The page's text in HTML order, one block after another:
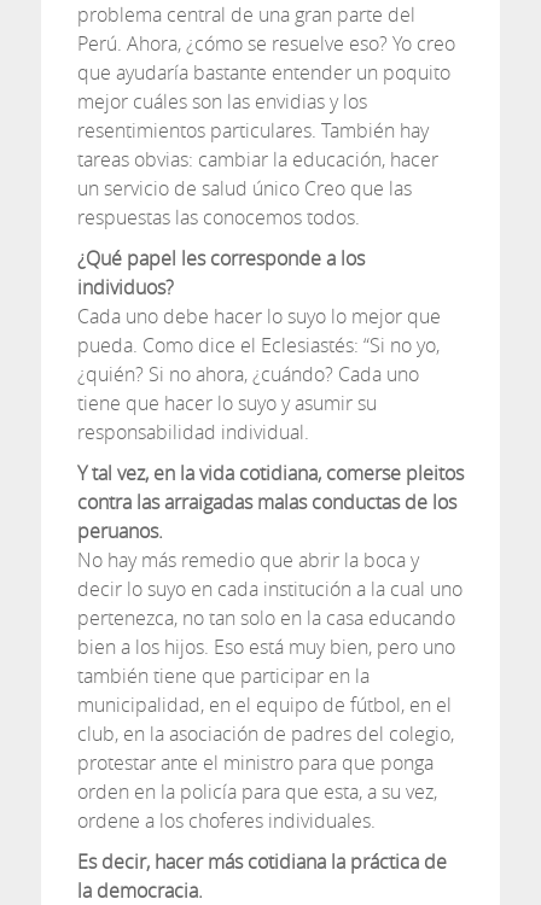
problema central de una gran parte del
Perú. Ahora, ¿cómo se resuelve eso? Yo creo
que ayudaría bastante entender un poquito
mejor cuáles son las envidias y los
resentimientos particulares. También hay
tareas obvias: cambiar la educación, hacer
un servicio de salud único Creo que las
respuestas las conocemos todos.
¿Qué papel les corresponde a los
individuos?
Cada uno debe hacer lo suyo lo mejor que
pueda. Como dice el Eclesiastés: “Si no yo,
¿quién? Si no ahora, ¿cuándo? Cada uno
tiene que hacer lo suyo y asumir su
responsabilidad individual.
Y tal vez, en la vida cotidiana, comerse pleitos
contra las arraigadas malas conductas de los
peruanos.
No hay más remedio que abrir la boca y
decir lo suyo en cada institución a la cual uno
pertenezca, no tan solo en la casa educando
bien a los hijos. Eso está muy bien, pero uno
también tiene que participar en la
municipalidad, en el equipo de fútbol, en el
club, en la asociación de padres del colegio,
protestar ante el ministro para que ponga
orden en la policía para que esta, a su vez,
ordene a los choferes individuales.
Es decir, hacer más cotidiana la práctica de
la democracia.